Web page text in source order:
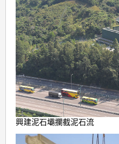
興建泥石壩攔截泥石流